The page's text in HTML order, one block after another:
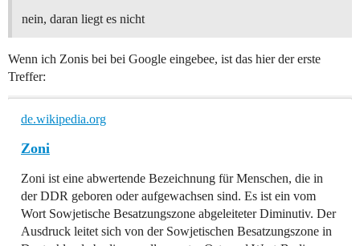
nein, daran liegt es nicht
Wenn ich Zonis bei bei Google eingebee, ist das hier der erste
Treffer:
de.wikipedia.org
Zoni
Zoni ist eine abwertende Bezeichnung für Menschen, die in
der DDR geboren oder aufgewachsen sind. Es ist ein vom
Wort Sowjetische Besatzungszone abgeleiteter Diminutiv. Der
Ausdruck leitet sich von der Sowjetischen Besatzungszone in